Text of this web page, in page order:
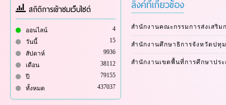
สถิติการเข้าชมเว็บไซต์
ออนไลน์
4
วันนี้
15
สัปดาห์
9936
เดือน
38112
ปี
79155
ทั้งหมด
437037
ลิงค์ที่เกี่ยวข้อง
สำนักงานคณะกรรมการส่งเสริม
สำนักงานศึกษาธิการจังหวัดปทุ
สำนักงานเขตพื้นที่การศึกษาปร